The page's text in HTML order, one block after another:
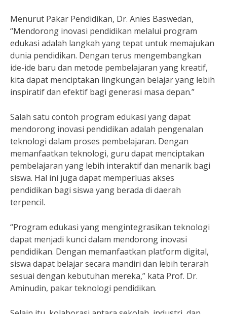
Menurut Pakar Pendidikan, Dr. Anies Baswedan,
“Mendorong inovasi pendidikan melalui program
edukasi adalah langkah yang tepat untuk memajukan
dunia pendidikan. Dengan terus mengembangkan
ide-ide baru dan metode pembelajaran yang kreatif,
kita dapat menciptakan lingkungan belajar yang lebih
inspiratif dan efektif bagi generasi masa depan.”
Salah satu contoh program edukasi yang dapat
mendorong inovasi pendidikan adalah pengenalan
teknologi dalam proses pembelajaran. Dengan
memanfaatkan teknologi, guru dapat menciptakan
pembelajaran yang lebih interaktif dan menarik bagi
siswa. Hal ini juga dapat memperluas akses
pendidikan bagi siswa yang berada di daerah
terpencil.
“Program edukasi yang mengintegrasikan teknologi
dapat menjadi kunci dalam mendorong inovasi
pendidikan. Dengan memanfaatkan platform digital,
siswa dapat belajar secara mandiri dan lebih terarah
sesuai dengan kebutuhan mereka,” kata Prof. Dr.
Aminudin, pakar teknologi pendidikan.